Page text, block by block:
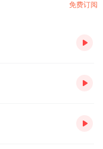
免费订阅